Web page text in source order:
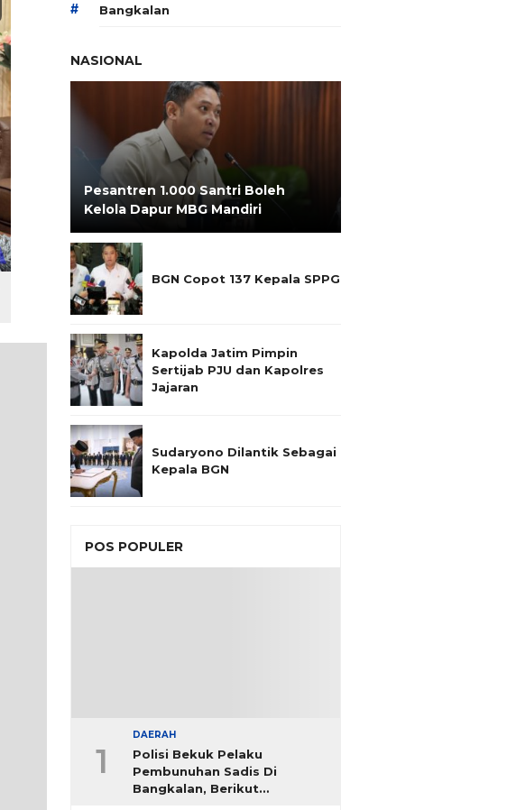
# Bangkalan
NASIONAL
Pesantren 1.000 Santri Boleh
Kelola Dapur MBG Mandiri
BGN Copot 137 Kepala SPPG
Kapolda Jatim Pimpin
Sertijab PJU dan Kapolres
Jajaran
Sudaryono Dilantik Sebagai
Kepala BGN
POS POPULER
1
DAERAH
Polisi Bekuk Pelaku
Pembunuhan Sadis Di
Bangkalan, Berikut